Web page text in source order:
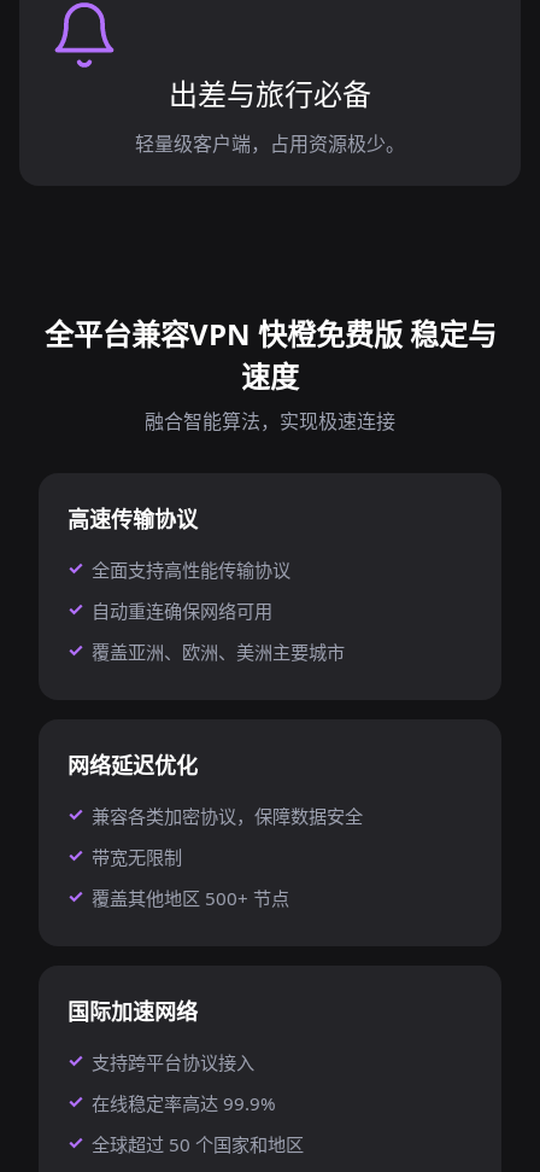
出差与旅行必备
轻量级客户端，占用资源极少。
全平台兼容VPN 快橙免费版 稳定与
速度
融合智能算法，实现极速连接
高速传输协议
全面支持高性能传输协议
自动重连确保网络可用
覆盖亚洲、欧洲、美洲主要城市
网络延迟优化
兼容各类加密协议，保障数据安全
带宽无限制
覆盖其他地区 500+ 节点
国际加速网络
支持跨平台协议接入
在线稳定率高达 99.9%
全球超过 50 个国家和地区